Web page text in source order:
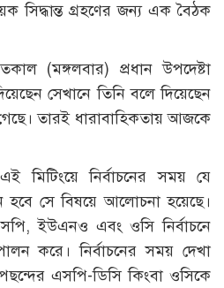
সিদ্ধান্ত গ্রহণের জন্য এক বৈঠক
(মঙ্গলবার) প্রধান উপদেষ্টা
সেখানে তিনি বলে দিয়েছেন
গেছে। তারই ধারাবাহিকতায় আজকে
মিটিংয়ে নির্বাচনের সময় যে
হবে সে বিষয়ে আলোচনা হয়েছে।
ইউএনও এবং ওসি নির্বাচনে
করে। নির্বাচনের সময় দেখা
এসপি-ডিসি কিংবা ওসিকে